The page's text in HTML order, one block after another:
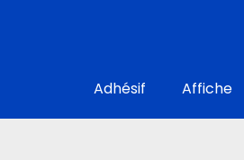
Adhésif Affiche